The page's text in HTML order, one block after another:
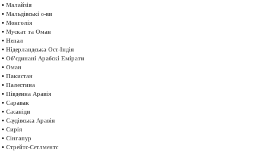
• Малайзія
• Мальдівські о-ви
• Монголія
• Мускат та Оман
• Непал
• Нідерландська Ост-Індія
• Об'єдинані Арабскі Емірати
• Оман
• Пакистан
• Палестина
• Південна Аравія
• Саравак
• Сасаніди
• Саудівська Аравія
• Сирія
• Сінгапур
• Стрейтс-Сетлментс